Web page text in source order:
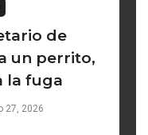
de
un perrito,
la fuga
27, 2026